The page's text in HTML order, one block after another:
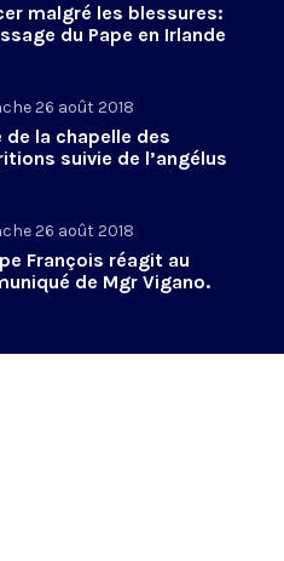
malgré les blessures:
du Pape en Irlande
26 août 2018
de la chapelle des
suivie de l’angélus
26 août 2018
François réagit au
de Mgr Vigano.